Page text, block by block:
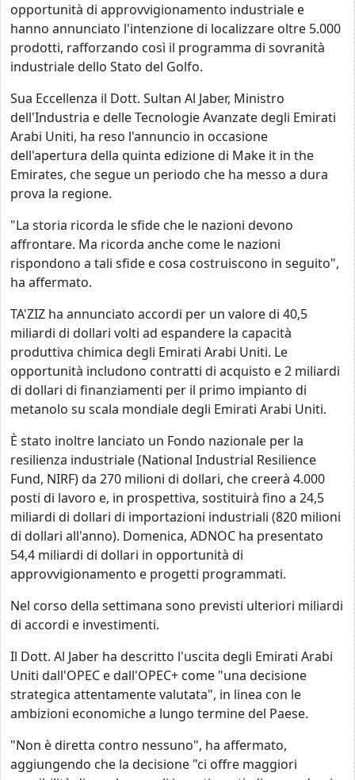
opportunità di approvvigionamento industriale e
hanno annunciato l'intenzione di localizzare oltre 5.000
prodotti, rafforzando così il programma di sovranità
industriale dello Stato del Golfo.
Sua Eccellenza il Dott. Sultan Al Jaber, Ministro
dell'Industria e delle Tecnologie Avanzate degli Emirati
Arabi Uniti, ha reso l'annuncio in occasione
dell'apertura della quinta edizione di Make it in the
Emirates, che segue un periodo che ha messo a dura
prova la regione.
"La storia ricorda le sfide che le nazioni devono
affrontare. Ma ricorda anche come le nazioni
rispondono a tali sfide e cosa costruiscono in seguito",
ha affermato.
TA'ZIZ ha annunciato accordi per un valore di 40,5
miliardi di dollari volti ad espandere la capacità
produttiva chimica degli Emirati Arabi Uniti. Le
opportunità includono contratti di acquisto e 2 miliardi
di dollari di finanziamenti per il primo impianto di
metanolo su scala mondiale degli Emirati Arabi Uniti.
È stato inoltre lanciato un Fondo nazionale per la
resilienza industriale (National Industrial Resilience
Fund, NIRF) da 270 milioni di dollari, che creerà 4.000
posti di lavoro e, in prospettiva, sostituirà fino a 24,5
miliardi di dollari di importazioni industriali (820 milioni
di dollari all'anno). Domenica, ADNOC ha presentato
54,4 miliardi di dollari in opportunità di
approvvigionamento e progetti programmati.
Nel corso della settimana sono previsti ulteriori miliardi
di accordi e investimenti.
Il Dott. Al Jaber ha descritto l'uscita degli Emirati Arabi
Uniti dall'OPEC e dall'OPEC+ come "una decisione
strategica attentamente valutata", in linea con le
ambizioni economiche a lungo termine del Paese.
"Non è diretta contro nessuno", ha affermato,
aggiungendo che la decisione "ci offre maggiori